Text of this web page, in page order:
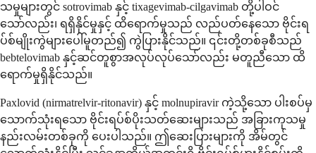
သမှုများတွင် sotrovimab နှင့် tixagevimab-cilgavimab တို့ပါဝင်
သော်လည်း၊ ရရှိနိုင်မှုနှင့် ထိရောက်မှုသည် လည်ပတ်နေသော ဗိုင်းရ
ပ်စ်မျိုးကွဲများပေါ်မူတည်၍ ကွဲပြားနိုင်သည်။ ၎င်းတို့တစ်ခုစီသည်
bebtelovimab နှင့်ဆင်တူစွာအလုပ်လုပ်သော်လည်း မတူညီသော ထိ
ရောက်မှုရှိနိုင်သည်။
Paxlovid (nirmatrelvir-ritonavir) နှင့် molnupiravir ကဲ့သို့သော ပါးစပ်မှ
သောက်သုံးရသော ဗိုင်းရပ်စ်ပိုးသတ်ဆေးများသည် အခြားကုသမှု
နည်းလမ်းတစ်ခုကို ပေးပါသည်။ ဤဆေးပြားများကို အိမ်တွင်